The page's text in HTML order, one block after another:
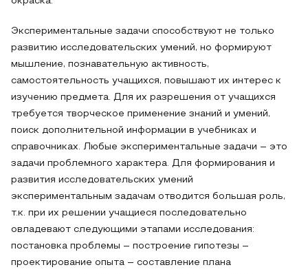
Экспериментальные задачи способствуют не только
развитию исследовательских умений, но формируют
мышление, познавательную активность,
самостоятельность учащихся, повышают их интерес к
изучению предмета. Для их разрешения от учащихся
требуется творческое применение знаний и умений,
поиск дополнительной информации в учебниках и
справочниках. Любые экспериментальные задачи – это
задачи проблемного характера. Для формирования и
развития исследовательских умений
экспериментальным задачам отводится большая роль,
т.к. при их решении учащиеся последовательно
овладевают следующими этапами исследования:
постановка проблемы – построение гипотезы –
проектирование опыта – составление плана